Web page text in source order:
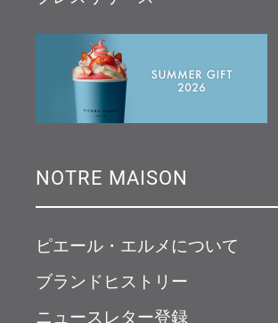
NOTRE MAISON
ピエール・エルメについて
ブランドヒストリー
ニュースレター登録